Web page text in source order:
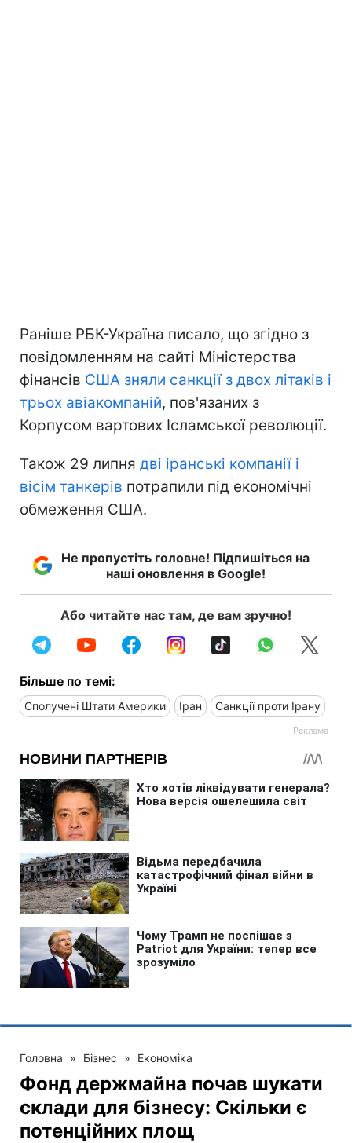
Раніше РБК-Україна писало, що згідно з
повідомленням на сайті Міністерства
фінансів США зняли санкції з двох літаків і
трьох авіакомпаній, пов'язаних з
Корпусом вартових Ісламської революції.
Також 29 липня дві іранські компанії і
вісім танкерів потрапили під економічні
обмеження США.
Не пропустіть головне! Підпишіться на
наші оновлення в Google!
Або читайте нас там, де вам зручно!
Більше по темі:
Сполучені Штати Америки Іран Санкції проти Ірану
Головна » Бізнес » Економіка
Фонд держмайна почав шукати
склади для бізнесу: Скільки є
потенційних площ